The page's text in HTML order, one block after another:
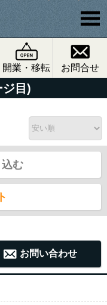
開業・移転 お問合せ
目)
む
お問い合わせ